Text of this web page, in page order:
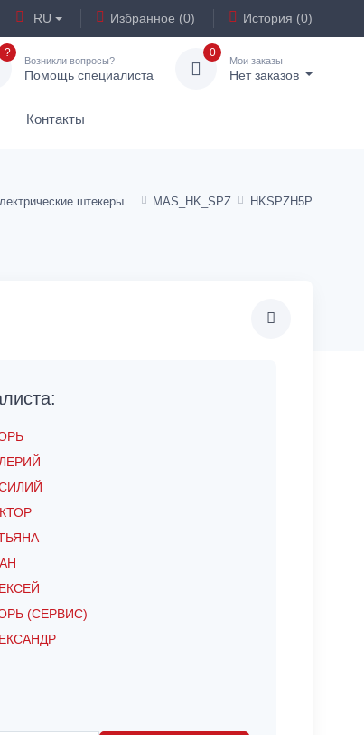
RU Избранное (0) История (0)
?
Возникли вопросы?
Помощь специалиста
0
Мои заказы
Нет заказов
Контакты
штекеры MAS_HK_SPZ HKSPZH5P
(СЕРВИС)